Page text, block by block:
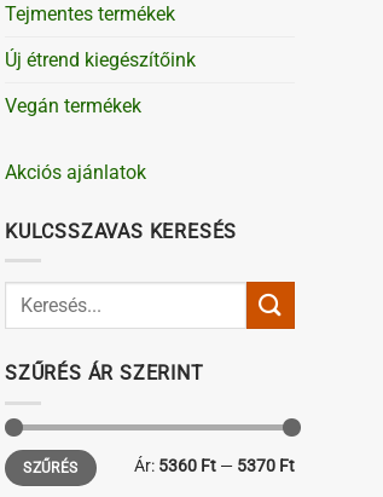
Tejmentes termékek
Új étrend kiegészítőink
Vegán termékek
Akciós ajánlatok
KULCSSZAVAS KERESÉS
SZŰRÉS ÁR SZERINT
Min
ár
Max
ár
SZŰRÉS Ár: 5360 Ft — 5370 Ft